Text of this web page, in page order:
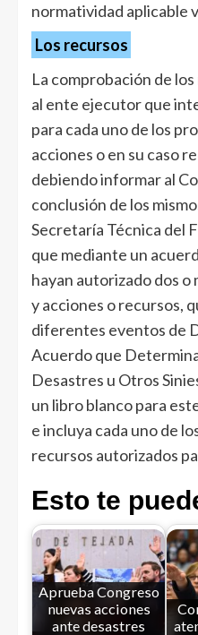
normatividad aplicable
Los recursos
La comprobación de
al ente ejecutor que
para cada uno de los
acciones o en su caso
debiendo informar al
conclusión de los
Secretaría Técnica del
que mediante un
hayan autorizado dos o
y acciones o recursos,
diferentes eventos de
Acuerdo que
Desastres u Otros
un libro blanco para
e incluya cada uno de
recursos autorizados
Esto te
Aprueba Congreso
nuevas acciones
ante desastres